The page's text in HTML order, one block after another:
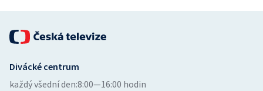
Divácké centrum
každý všední den:8:00—16:00 hodin